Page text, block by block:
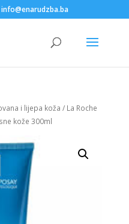
info@enarudzba.ba
i lijepa koža / La Roche
kože 300ml